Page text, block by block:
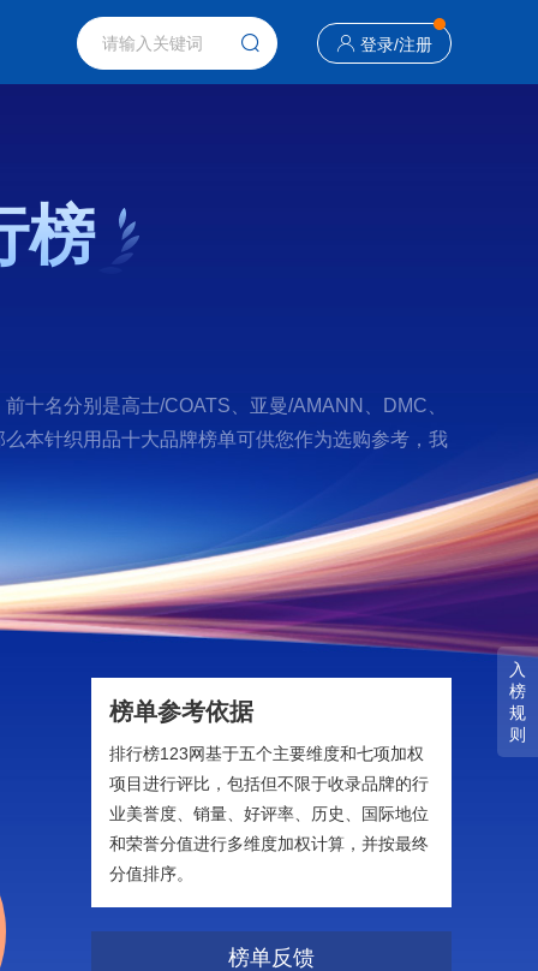
登录/注册
入
榜
规
则
榜
十名分别是高士/COATS、亚曼/AMANN、DMC、
本针织用品十大品牌榜单可供您作为选购参考，我
榜单参考依据
排行榜123网基于五个主要维度和七项加权
项目进行评比，包括但不限于收录品牌的行
业美誉度、销量、好评率、历史、国际地位
和荣誉分值进行多维度加权计算，并按最终
分值排序。
榜单反馈